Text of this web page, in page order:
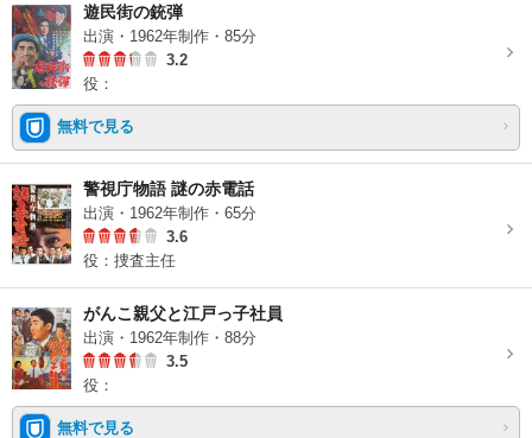
遊民街の銃弾
出演・1962年制作・85分
3.2
役：
無料で見る
警視庁物語 謎の赤電話
出演・1962年制作・65分
3.6
役：捜査主任
がんこ親父と江戸っ子社員
出演・1962年制作・88分
3.5
役：
無料で見る